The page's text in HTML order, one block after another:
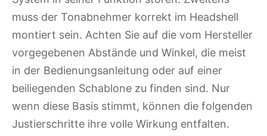
muss der Tonabnehmer korrekt im Headshell
montiert sein. Achten Sie auf die vom Hersteller
vorgegebenen Abstände und Winkel, die meist
in der Bedienungsanleitung oder auf einer
beiliegenden Schablone zu finden sind. Nur
wenn diese Basis stimmt, können die folgenden
Justierschritte ihre volle Wirkung entfalten.